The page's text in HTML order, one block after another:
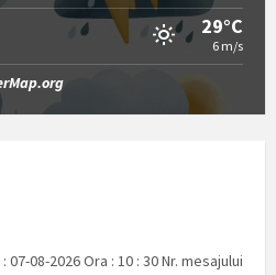
29°C
6 m/s
07-08-2026 Ora : 10 : 30 Nr. mesajului